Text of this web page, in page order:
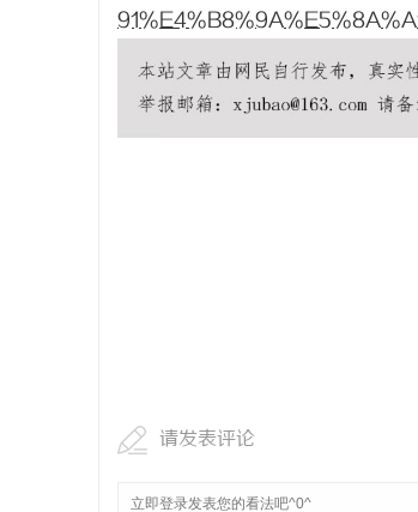
请发表评论